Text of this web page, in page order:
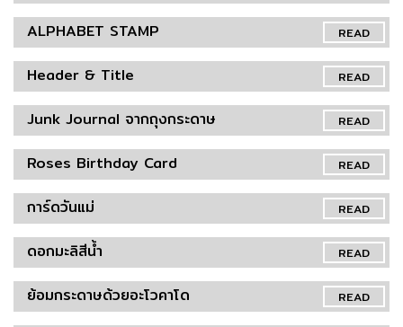
READ
ALPHABET STAMP
READ
Header & Title
READ
Junk Journal จากถุงกระดาษ
READ
Roses Birthday Card
READ
การ์ดวันแม่
READ
ดอกมะลิสีน้ำ
READ
ย้อมกระดาษด้วยอะโวคาโด